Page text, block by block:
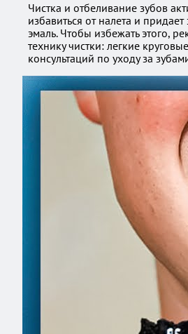
Чистка и отбеливание зубов
избавиться от налета и
эмаль. Чтобы избежать этого,
технику чистки: легкие
консультаций по уходу за